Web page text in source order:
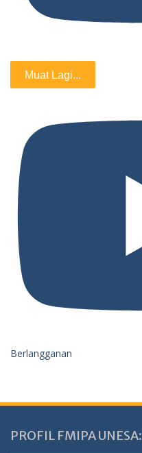
Muat Lagi...
Berlangganan
PROFIL FMIPA UNESA: